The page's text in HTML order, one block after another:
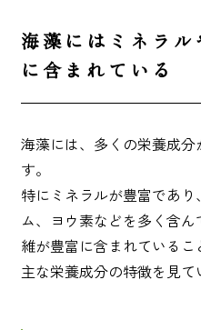
海藻にはミネラ
に含まれている
海藻には、多くの栄養成
す。
特にミネラルが豊富であ
ム、ヨウ素などを多く含
維が豊富に含まれているこ
主な栄養成分の特徴を見て